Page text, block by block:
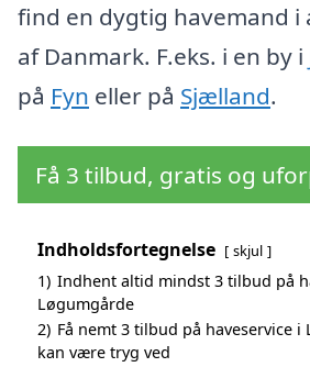
find en dygtig havemand
af Danmark. F.eks. i en by i
på Fyn eller på Sjælland.
Få 3 tilbud, gratis og
Indholdsfortegnelse skjul
1) Indhent altid mindst 3 tilbud på
Løgumgårde
2) Få nemt 3 tilbud på haveservice i
kan være tryg ved